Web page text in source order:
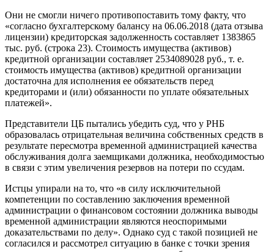
Они не смогли ничего противопоставить тому факту, что
«согласно бухгалтерскому балансу на 06.06.2018 (дата отзыва
лицензии) кредиторская задолженность составляет 1383865
тыс. руб. (строка 23). Стоимость имущества (активов)
кредитной организации составляет 2534089028 руб., т. е.
стоимость имущества (активов) кредитной организации
достаточна для исполнения ее обязательств перед
кредиторами и (или) обязанности по уплате обязательных
платежей».
Представители ЦБ пытались убедить суд, что у РНБ
образовалась отрицательная величина собственных средств в
результате пересмотра временной администрацией качества
обслуживания долга заемщиками должника, необходимостью
в связи с этим увеличения резервов на потери по ссудам.
Истцы упирали на то, что «в силу исключительной
компетенции по составлению заключения временной
администрации о финансовом состоянии должника выводы
временной администрации являются неоспоримыми
доказательствами по делу». Однако суд с такой позицией не
согласился и рассмотрел ситуацию в банке с точки зрения